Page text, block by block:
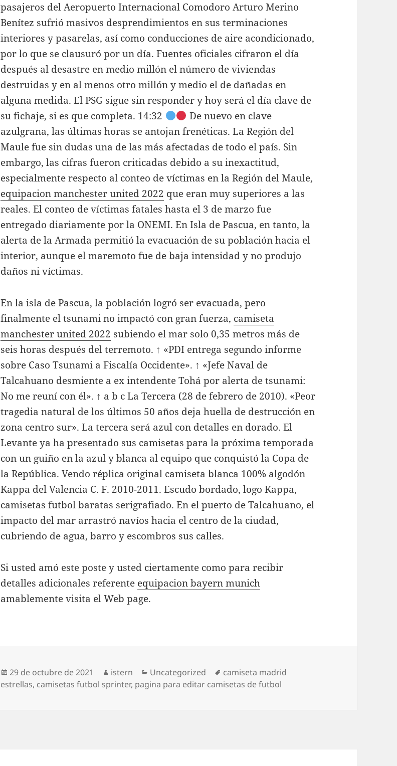
pasajeros del Aeropuerto Internacional Comodoro Arturo Merino
Benítez sufrió masivos desprendimientos en sus terminaciones
interiores y pasarelas, así como conducciones de aire acondicionado,
por lo que se clausuró por un día. Fuentes oficiales cifraron el día
después al desastre en medio millón el número de viviendas
destruidas y en al menos otro millón y medio el de dañadas en
alguna medida. El PSG sigue sin responder y hoy será el día clave de
su fichaje, si es que completa. 14:32
De nuevo en clave
azulgrana, las últimas horas se antojan frenéticas. La Región del
Maule fue sin dudas una de las más afectadas de todo el país. Sin
embargo, las cifras fueron criticadas debido a su inexactitud,
especialmente respecto al conteo de víctimas en la Región del Maule,
equipacion manchester united 2022 que eran muy superiores a las
reales. El conteo de víctimas fatales hasta el 3 de marzo fue
entregado diariamente por la ONEMI. En Isla de Pascua, en tanto, la
alerta de la Armada permitió la evacuación de su población hacia el
interior, aunque el maremoto fue de baja intensidad y no produjo
daños ni víctimas.
En la isla de Pascua, la población logró ser evacuada, pero
finalmente el tsunami no impactó con gran fuerza, camiseta
manchester united 2022 subiendo el mar solo 0,35 metros más de
seis horas después del terremoto. ↑ «PDI entrega segundo informe
sobre Caso Tsunami a Fiscalía Occidente». ↑ «Jefe Naval de
Talcahuano desmiente a ex intendente Tohá por alerta de tsunami:
No me reuní con él». ↑ a b c La Tercera (28 de febrero de 2010). «Peor
tragedia natural de los últimos 50 años deja huella de destrucción en
zona centro sur». La tercera será azul con detalles en dorado. El
Levante ya ha presentado sus camisetas para la próxima temporada
con un guiño en la azul y blanca al equipo que conquistó la Copa de
la República. Vendo réplica original camiseta blanca 100% algodón
Kappa del Valencia C. F. 2010-2011. Escudo bordado, logo Kappa,
camisetas futbol baratas serigrafiado. En el puerto de Talcahuano, el
impacto del mar arrastró navíos hacia el centro de la ciudad,
cubriendo de agua, barro y escombros sus calles.
Si usted amó este poste y usted ciertamente como para recibir
detalles adicionales referente equipacion bayern munich
amablemente visita el Web page.
Publicado
el
29 de octubre de 2021 Autor
istern Categorías
Uncategorized Etiquetas
camiseta madrid
estrellas, camisetas futbol sprinter, pagina para editar camisetas de futbol